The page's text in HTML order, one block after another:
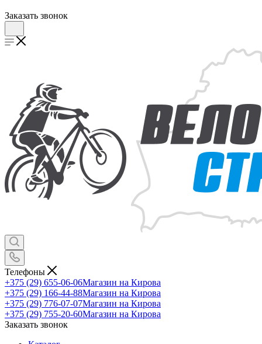
Заказать звонок
Телефоны
+375 (29) 655-06-06Магазин на Кирова
+375 (29) 166-44-88Магазин на Кирова
+375 (29) 776-07-07Магазин на Кирова
+375 (29) 755-20-60Магазин на Кирова
Заказать звонок